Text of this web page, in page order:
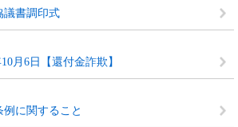
議書調印式
月6日【還付金詐欺】
に関すること